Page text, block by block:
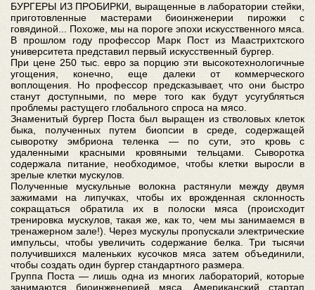
БУРГЕРЫ ИЗ ПРОБИРКИ, выращенные в лаборатории стейки,
приготовленные мастерами биоинженерии пирожки с
говядиной... Похоже, мы на пороге эпохи искусственного мяса.
В прошлом году профессор Марк Пост из Маастрихтского
университета представил первый искусственный бургер.
При цене 250 тыс. евро за порцию эти высокотехнологичные
угощения, конечно, еще далеки от коммерческого
воплощения. Но профессор предсказывает, что они быстро
станут доступными, по мере того как будут усугубляться
проблемы растущего глобального спроса на мясо.
Знаменитый бургер Поста был выращен из стволовых клеток
быка, полученных путем биопсии в среде, содержащей
сыворотку эмбриона теленка — по сути, это кровь с
удаленными красными кровяными тельцами. Сыворотка
содержала питание, необходимое, чтобы клетки выросли в
зрелые клетки мускулов.
Полученные мускульные волокна растянули между двумя
зажимами на липучках, чтобы их врожденная склонность
сокращаться обратила их в полоски мяса (происходит
тренировка мускулов, такая же, как то, чем мы занимаемся в
тренажерном зале!). Через мускулы пропускали электрические
импульсы, чтобы увеличить содержание белка. Три тысячи
получившихся маленьких кусочков мяса затем объединили,
чтобы создать один бургер стандартного размера.
Группа Поста — лишь одна из многих лабораторий, которые
занимаются биоинженерией мяса. Американский стартап